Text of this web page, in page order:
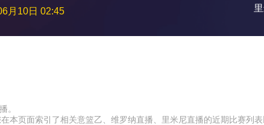
月10日 02:45
。
页面索引了相关意篮乙、维罗纳直播、里米尼直播的近期比赛列